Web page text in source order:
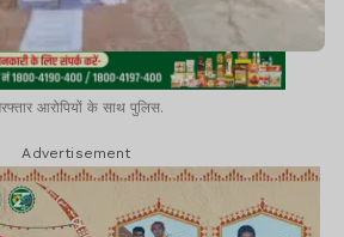
आरोपियों के साथ पुलिस.
Advertisement